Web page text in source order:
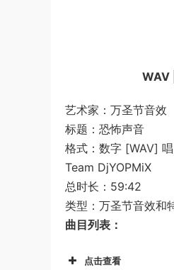
WAV
艺术家：万圣节音效
标题：恐怖声音
格式：数字 [WAV]
Team DjYOPMiX
总时长：59:42
类型：万圣节音效和
曲目列表：
点击查看